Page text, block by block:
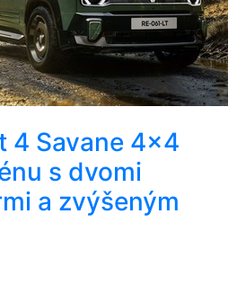
4 Savane 4x4
s dvomi
a zvýšeným